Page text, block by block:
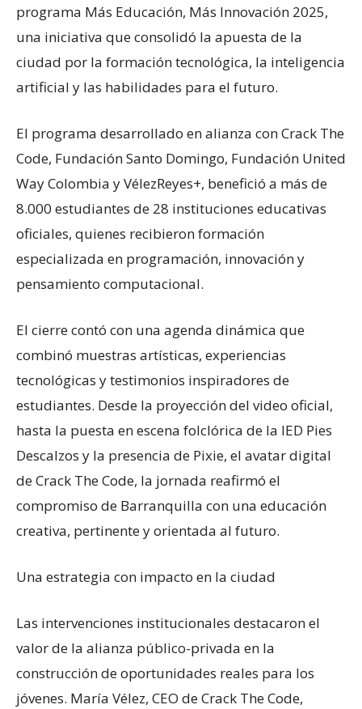
programa Más Educación, Más Innovación 2025,
una iniciativa que consolidó la apuesta de la
ciudad por la formación tecnológica, la inteligencia
artificial y las habilidades para el futuro.
El programa desarrollado en alianza con Crack The
Code, Fundación Santo Domingo, Fundación United
Way Colombia y VélezReyes+, benefició a más de
8.000 estudiantes de 28 instituciones educativas
oficiales, quienes recibieron formación
especializada en programación, innovación y
pensamiento computacional.
El cierre contó con una agenda dinámica que
combinó muestras artísticas, experiencias
tecnológicas y testimonios inspiradores de
estudiantes. Desde la proyección del video oficial,
hasta la puesta en escena folclórica de la IED Pies
Descalzos y la presencia de Pixie, el avatar digital
de Crack The Code, la jornada reafirmó el
compromiso de Barranquilla con una educación
creativa, pertinente y orientada al futuro.
Una estrategia con impacto en la ciudad
Las intervenciones institucionales destacaron el
valor de la alianza público-privada en la
construcción de oportunidades reales para los
jóvenes. María Vélez, CEO de Crack The Code,